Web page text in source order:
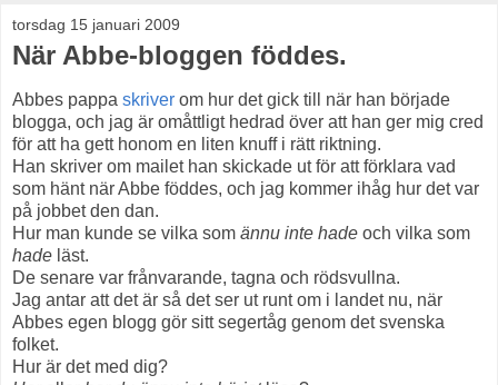
torsdag 15 januari 2009
När Abbe-bloggen föddes.
Abbes pappa skriver om hur det gick till när han började
blogga, och jag är omåttligt hedrad över att han ger mig cred
för att ha gett honom en liten knuff i rätt riktning.
Han skriver om mailet han skickade ut för att förklara vad
som hänt när Abbe föddes, och jag kommer ihåg hur det var
på jobbet den dan.
Hur man kunde se vilka som ännu inte hade och vilka som
hade läst.
De senare var frånvarande, tagna och rödsvullna.
Jag antar att det är så det ser ut runt om i landet nu, när
Abbes egen blogg gör sitt segertåg genom det svenska
folket.
Hur är det med dig?